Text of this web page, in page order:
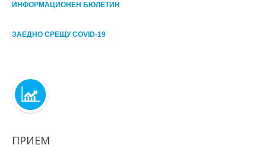
ИНФОРМАЦИОНЕН БЮЛЕТИН
ЗАЕДНО СРЕЩУ COVID-19
ПРИЕМ